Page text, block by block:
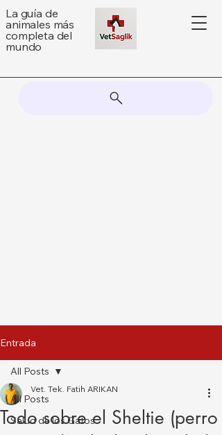
La guía de
animales más
completa del
mundo
Entrada
All Posts
Salud de los Gatos
All Posts
Todo sobre el Sheltie (perro
Vet. Tek. Fatih ARIKAN